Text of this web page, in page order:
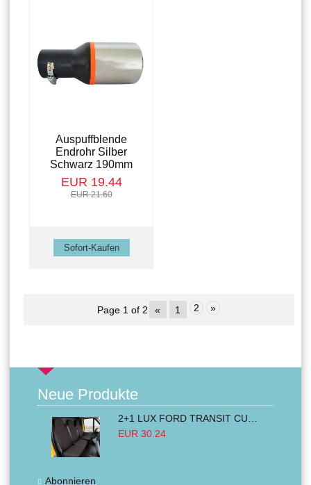
Auspuffblende
Endrohr Silber
Schwarz 190mm
EUR 19.44
EUR 21.60
Page 1 of 2 « 1 2 »
Neue Produkte
EUR 30.24
Abonnieren